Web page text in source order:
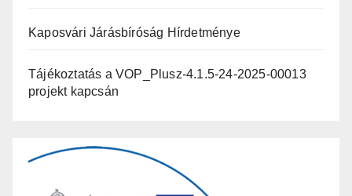
Kaposvári Járásbíróság Hírdetménye
Tájékoztatás a VOP_Plusz-4.1.5-24-2025-00013
projekt kapcsán